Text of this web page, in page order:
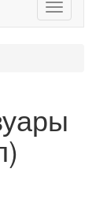
меню